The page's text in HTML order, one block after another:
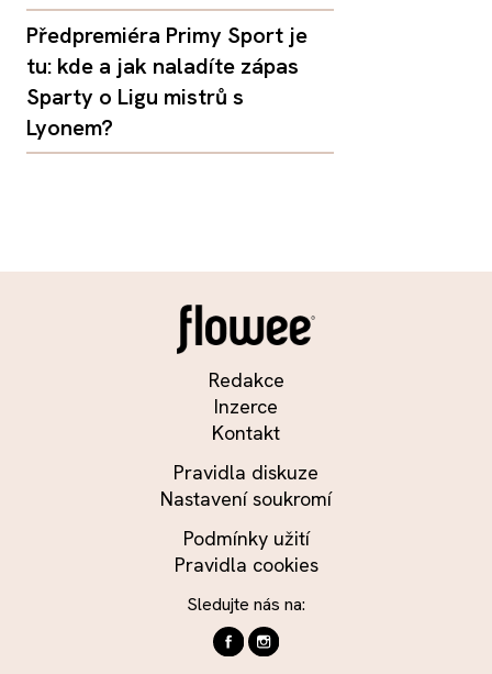
Předpremiéra Primy Sport je
tu: kde a jak naladíte zápas
Sparty o Ligu mistrů s
Lyonem?
Redakce
Inzerce
Kontakt
Pravidla diskuze
Nastavení soukromí
Podmínky užití
Pravidla cookies
Sledujte nás na: